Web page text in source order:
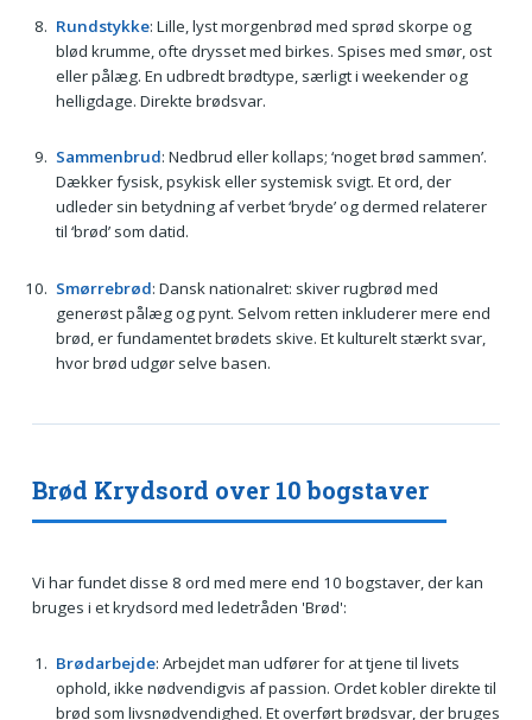
Rundstykke: Lille, lyst morgenbrød med sprød skorpe og
blød krumme, ofte drysset med birkes. Spises med smør, ost
eller pålæg. En udbredt brødtype, særligt i weekender og
helligdage. Direkte brødsvar.
Sammenbrud: Nedbrud eller kollaps; ‘noget brød sammen’.
Dækker fysisk, psykisk eller systemisk svigt. Et ord, der
udleder sin betydning af verbet ‘bryde’ og dermed relaterer
til ‘brød’ som datid.
Smørrebrød: Dansk nationalret: skiver rugbrød med
generøst pålæg og pynt. Selvom retten inkluderer mere end
brød, er fundamentet brødets skive. Et kulturelt stærkt svar,
hvor brød udgør selve basen.
Brød Krydsord over 10 bogstaver
Vi har fundet disse 8 ord med mere end 10 bogstaver, der kan
bruges i et krydsord med ledetråden 'Brød':
Brødarbejde: Arbejdet man udfører for at tjene til livets
ophold, ikke nødvendigvis af passion. Ordet kobler direkte til
brød som livsnødvendighed. Et overført brødsvar, der bruges